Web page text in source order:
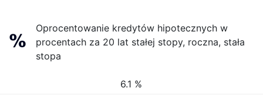
Oprocentowanie kredytów hipotecznych w
procentach za 20 lat stałej stopy, roczna, stała
stopa
6.1 %